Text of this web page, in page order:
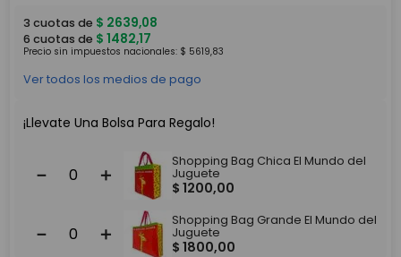
3 cuotas de $ 2639,08
6 cuotas de $ 1482,17
Precio sin impuestos nacionales: $ 5619,83
Ver todos los medios de pago
¡Llevate Una Bolsa Para Regalo!
＋
－
Shopping Bag Chica El Mundo del
Juguete
$ 1200,00
＋
－
Shopping Bag Grande El Mundo del
Juguete
$ 1800,00